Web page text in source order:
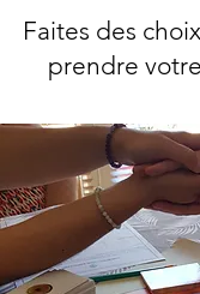
Faites des
prendre